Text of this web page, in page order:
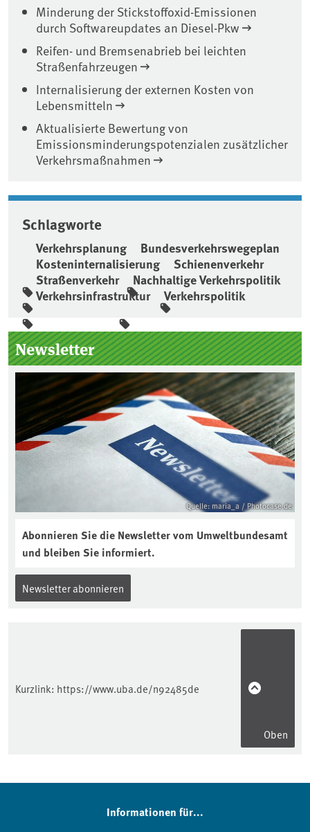
Minderung der Stickstoffoxid-Emissionen
durch Softwareupdates an Diesel-Pkw
Reifen- und Bremsenabrieb bei leichten
Straßenfahrzeugen
Internalisierung der externen Kosten von
Lebensmitteln
Aktualisierte Bewertung von
Emissionsminderungspotenzialen zusätzlicher
Verkehrsmaßnahmen
Schlagworte
Verkehrsplanung
Bundesverkehrswegeplan
Kosteninternalisierung
Schienenverkehr
Straßenverkehr
Nachhaltige Verkehrspolitik
Verkehrsinfrastruktur
Verkehrspolitik
Seitenleiste
Newsletter
Quelle: maria_a / Photocase.de
Abonnieren Sie die Newsletter vom Umweltbundesamt
und bleiben Sie informiert.
Newsletter abonnieren
Kurzlink: https://www.uba.de/n92485de
Oben
Informationen für...